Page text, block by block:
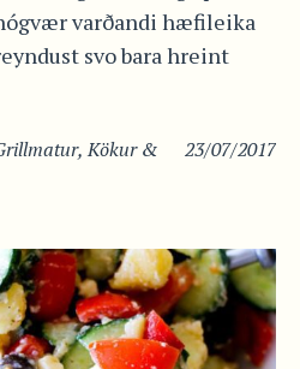
varðandi hæfileika
svo bara hreint
23/07/2017
,Kökur &